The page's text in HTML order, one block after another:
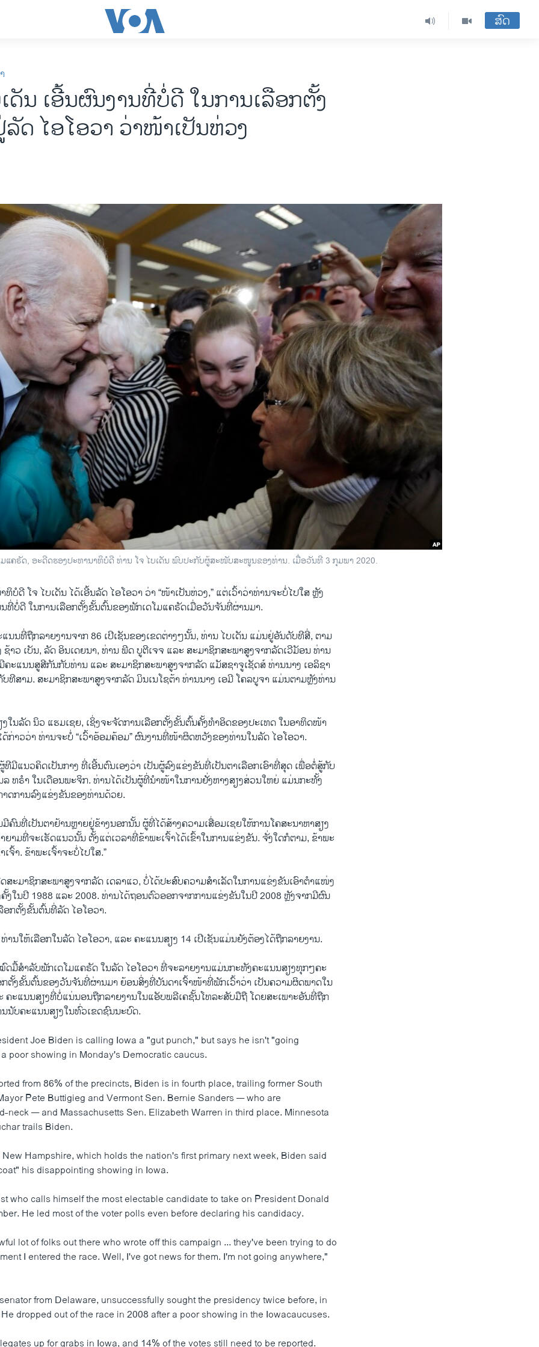
ສົດ
ດັນ ເອີ້ນ​ຜົນ​ງານ​ທີ່ບໍ່​ດີ ໃນ​ການ​ເລືອກ​ຕັ້ງ​
ດ ໄອ​ໂອ​ວາ ວ່າ​ໜ້າ​ເປັ​ນ​ຫ່ວງ
ແຄ​ຣັດ, ອະ​ດີດ​ຮອ​ງ​ປະ​ທາ​ນາ​ທິ​ບໍ​ດີ ທ່ານ ໂຈ ໄບ​ເດັນ ພົບ​ປະ​ກັບ​ຜູ້​ສະ​ໜັບ​ສະ​ໜູນ​ຂອງ​ທ່ານ. ເມື່ອ​ວັນ​ທີ 3 ກຸມ​ພາ 2020.
ບໍ​ດີ ໂຈ ໄບ​ເດັນ ໄດ້​ເອີ້ນ​ລັດ ໄອ​ໂອ​ວາ ວ່າ “ໜ້າ​ເປັນ​ຫ່ວງ,” ແຕ່​ເວົ້າ​ວ່າ​ທ່ານ​ຈະ​ບໍ່​ໄປ​ໃສ ຫຼັງ​
ທີ່ບໍ່​ດີ ​ໃນ​ການ​ເລືອກ​ຕັ້ງ​ຂັ້ນ​ຕົ້ນ​ຂອງ​ພັກ​ເດ​ໂມ​ແຄ​ຣັດ​ເມື່ອ​ວັນ​ຈັນ​ທີ່​ຜ່ານ​ມາ.
ນນ​ທີ່​ຖືກ​ລາຍ​ງານ​ຈາກ 86 ເປີ​ເຊັນ​ຂອງເຂ​ດ​ຕ່າງໆນັ້ນ, ທ່ານ ໄບ​ເດັນ ແມ່ນ​ຢູ່​ອັນ​ດັບ​ທີ​ສີ່, ຕາມ
ຊ້າວ ເບັນ, ລັດ ອິນ​ເດຍ​ນາ, ທ່ານ ພີດ ບູ​ຕີ​ເຈ​ຈ ແລະ ສະ​ມາ​ຊິກ​ສະ​ພາ​ສູງ​ຈາກ​ລັດ​ເວີ​ມັອນ ທ່ານ
ຄະ​ແນນ​ສູ​ສີ​ກັນ​ກັບ​ທ່ານ ແລະ ສະ​ມາ​ຊິກ​ສະ​ພາ​ສູງ​ຈາກ​ລັດ ແມັ​ສ​ຊາ​ຈູ​ເຊັດ​ສ໌ ທ່ານ​ນາງ ເອ​ລິ​ຊາ​
ທີ​ສາມ. ສະ​ມາ​ຊິກ​ສະ​ພາ​ສູງ​ຈາກ​ລັດ ມິນ​ເນ​ໂຊ​ຕ້າ ທ່າ​ນນາງ ເອ​ມີ ໂຄ​ລ​ບູ​ຈາ ແມ່ນ​ຕາມຫຼັງ​ທ່ານ
ງ​ໃນ​ລັດ ນິວ​ ແຮມ​ເຊຍ, ເຊິ່ງ​ຈະ​ຈັດ​ການ​ເລືອກ​ຕັ້ງ​ຂັ້ນ​ຕົ້ນ​ຄັ້ງ​ທຳ​ອິດ​ຂອງ​ປະ​ເທດ ​ໃນ​ອາ​ທິດ​ໜ້າ​
ກ່າວ​ວ່າ ທ່ານ​ຈະ​ບໍ່ “ເວົ້າ​ອ້ອມ​ຄ້ອມ” ຜົນ​ງານ​ທີ່​ໜ້າ​ຜິດ​ຫວັງ​ຂອງ​ທ່ານ​ໃນ​ລັດ ໄອ​ໂອ​ວາ.
ມີ​ແນວ​ຄິດ​ເປັນ​ກາງ ທີ່​ເອີ້ນ​ຕົນ​ເອງວ່າ ເປັນ​ຜູ້​ລົງ​ແຂ່ງ​ຂັນ​ທີ່​ເປັນ​ຕາ​ເລືອກ​ເອົາ​ທີ່​ສຸດ ເພື່ອ​ຕໍ່​ສູ້​ກັບ​
ທ​ຣຳ ໃນ​ເດືອນ​ພະ​ຈິກ. ທ່ານ​ໄດ້​ເປັນ​ຜູ້​ທີ່​ນຳ​ໜ້າ​ໃນ​ການ​ຢັ່ງ​ຫາງ​ສຽງ​ສ່ວນ​ໃຫຍ່ ແມ່ນ​ກະ​ທັ້ງ​
ດ​ການ​ລົງ​ແຂ່ງ​ຂັນ​ຂອງ​ທ່ານ​ດ້ວຍ.
ມີ​ຄົນ​ທີ່​ເປັນ​ຕາ​ຢ້ານຫຼາຍ​ຢູ່​ຂ້າງນອກ​ນັ້ນ ຜູ້​ທີ່​ໄດ້ສ້າງ​ຄວາມ​ເສື່ອມ​ເຊຍ​ໃຫ້ການ​ໂຄ​ສະ​ນາ​ຫາ​ສຽງ​
ຍາມ​ທີ່​ຈະ​ເຮັດແນວ​ນັ້ນ ຕັ້ງ​ແຕ່​ເວ​ລາ​ທີ່​ຂ້າ​ພະ​ເຈົ້າ​ໄດ້​ເຂົ້າ​ໃນ​ການ​ແຂ່ງ​ຂັນ. ຈັ່ງ​ໃດ​ກໍ​ຕາມ, ຂ້າ​ພະ​
ເຈົ້າ. ຂ້າ​ພະ​ເຈົ້າ​ຈະ​ບໍ່​ໄປ​ໃສ.”
ສະ​ມາ​ຊິກ​ສະ​ພາ​ສູງ​ຈາກ​ລັດ ເດ​ລາ​ແວ, ບໍ່​ໄດ້​ປະ​ສົບ​ຄວາມ​ສຳ​ເລັດ​ໃນ​ການ​ແຂ່ງ​ຂັນ​ເອົາ​ຕຳ​ແໜ່ງ​
ງ​ໃນ​ປີ 1988 ແລະ 2008. ທ່ານ​ໄດ້​ຖອນ​ຕົວ​ອອກ​ຈາກ​ການ​ແຂ່ງ​ຂັນ​ໃນ​ປີ 2008 ຫຼັງ​ຈາກ​ມີ​ຜົນ​
ອກ​ຕັ້ງ​ຂັ້ນ​ຕົ້ນ​ທີ່​ລັດ ໄອ​ໂອ​ວາ.
ນ​ໃຫ້​ເລືອກ​ໃນ​ລັດ ໄອ​ໂອ​ວາ, ແລະ ຄະ​ແນນ​ສ​ຽງ 14 ເປີ​ເຊັນ​ແມ່ນ​ຍັງ​ຕ້ອງ​ໄດ້​ຖືກ​ລາຍ​ງານ.
ດ​ມື້​ສຳ​ລັບ​ພັກ​ເດ​ໂມ​ແຄ​ຣັດ ໃນ​ລັດ ໄອ​ໂອ​ວາ ທີ່​ຈະ​ລາຍ​ງານ​ແມ່ນ​ກະ​ທັງ​ຄະ​ແນນ​ສຽງ​ທຸກໆ​ຄະ​
ຕັ້ງ​ຂັ້ນ​ຕົ້ນ​ຂອງວັນ​ຈັນ​ທີ່​ຜ່ານ​ມາ ຍ້ອນ​ສິ່ງ​ທີ່​ບັນ​ດາ​ເຈົ້າ​ໜ້າ​ທີ່​ພັກ​ເວົ້າ​ວ່າ ເປັນ​ຄວາມ​ຜິດ​ພາດ​ໃນ​
ຄະ​ແນນ​ສຽງ​ທີ່ບໍ່​ແນ່ນອນ​ຖືກ​ລາຍ​ງານ​ໃນ​ແອັບ​ພ​ລີ​ເຄ​ຊັ້ນ​ໂທ​ລະ​ສັບ​ມື​ຖື ໂດຍ​ສະ​ເພາະ​ອັນ​ທີ່​ຖືກ​
ນັບ​ຄະ​ແນນ​ສຽງ​ໃນ​ທົ່ວ​ເຂດ​ຊົນ​ນະ​ບົດ.
Joe Biden is calling Iowa a "gut punch," but says he isn't "going
poor showing in Monday's Democratic caucus.
from 86% of the precincts, Biden is in fourth place, trailing former South
Pete Buttigieg and Vermont Sen. Bernie Sanders — who are
neck — and Massachusetts Sen. Elizabeth Warren in third place. Minnesota
trails Biden.
Hampshire, which holds the nation's first primary next week, Biden said
his disappointing showing in Iowa.
who calls himself the most electable candidate to take on President Donald
He led most of the voter polls even before declaring his candidacy.
lot of folks out there who wrote off this campaign ... they've been trying to do
I entered the race. Well, I've got news for them. I'm not going anywhere,"
from Delaware, unsuccessfully sought the presidency twice before, in
dropped out of the race in 2008 after a poor showing in the Iowacaucuses.